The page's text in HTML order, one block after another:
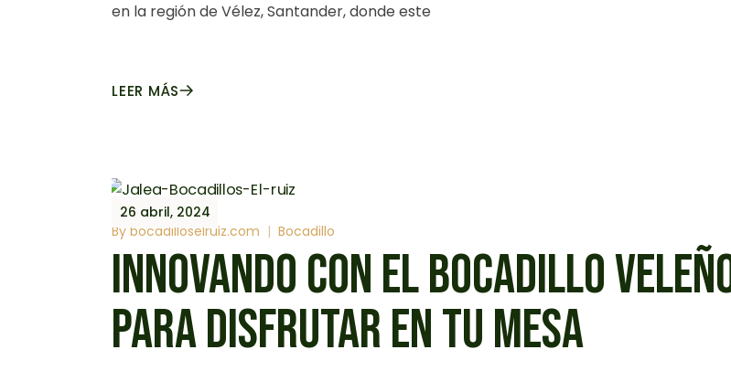
en la región de Vélez, Santander, donde este
LEER MÁS
26 abril, 2024
By bocadilloselruiz.com Bocadillo
INNOVANDO CON EL BOCADILLO
PARA DISFRUTAR EN TU MESA